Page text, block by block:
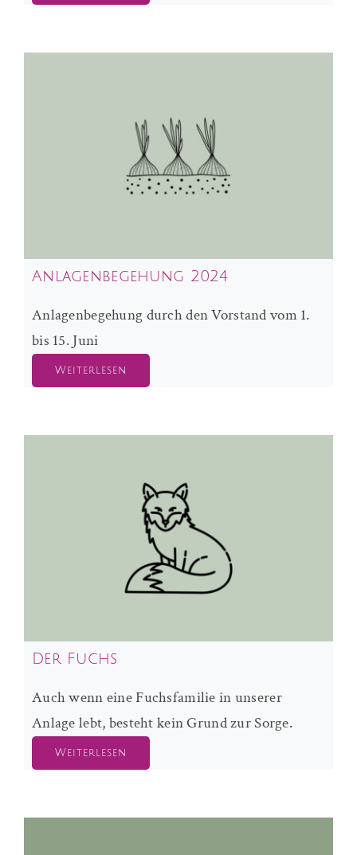
Anlagenbegehung 2024
Anlagenbegehung durch den Vorstand vom 1.
bis 15. Juni
Weiterlesen
Der Fuchs
Auch wenn eine Fuchsfamilie in unserer
Anlage lebt, besteht kein Grund zur Sorge.
Weiterlesen